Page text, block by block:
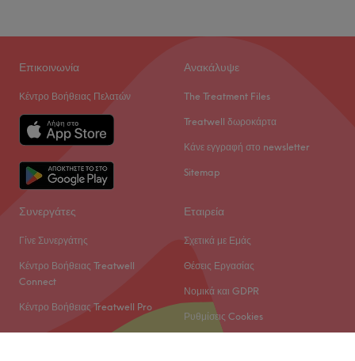
Επικοινωνία
Κέντρο Βοήθειας Πελατών
Ανακάλυψε
The Treatment Files
Treatwell δωροκάρτα
Κάνε εγγραφή στο newsletter
Sitemap
Συνεργάτες
Γίνε Συνεργάτης
Κέντρο Βοήθειας Treatwell
Connect
Κέντρο Βοήθειας Treatwell Pro
Εταιρεία
Σχετικά με Εμάς
Θέσεις Εργασίας
Νομικά και GDPR
Ρυθμίσεις Cookies